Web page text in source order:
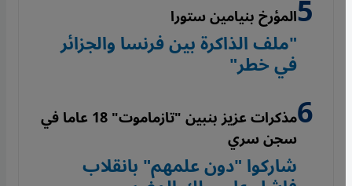
المؤرخ بنيامين ستورا
"ملف الذاكرة بين فرنسا والجزائر
في خطر"
مذكرات عزيز بنبين "تازماموت" 18 عاما في
سجن سري
شاركوا "دون علمهم" بانقلاب